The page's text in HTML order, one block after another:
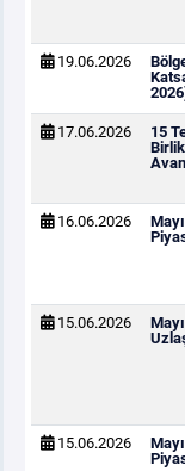
19.06.2026
17.06.2026
15
16.06.2026
15.06.2026
15.06.2026